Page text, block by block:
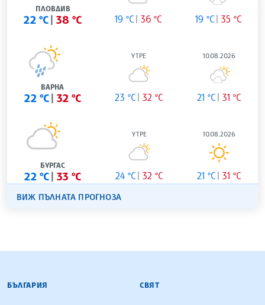
ПЛОВДИВ
22 °C 38 °C 19 °C 36 °C 19 °C 35 °C
ВАРНА
22 °C 32 °C
УТРЕ
23 °C 32 °C
10.08.2026
21 °C 31 °C
БУРГАС
22 °C 33 °C
УТРЕ
24 °C 32 °C
10.08.2026
21 °C 31 °C
ВИЖ ПЪЛНАТА ПРОГНОЗА
БЪЛГАРСКА ТЕЛЕГРАФНА АГЕНЦИЯ
БЪЛГАРИЯ СВЯТ